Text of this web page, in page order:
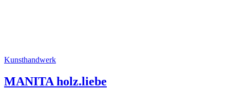
Kunsthandwerk
MANITA holz.liebe